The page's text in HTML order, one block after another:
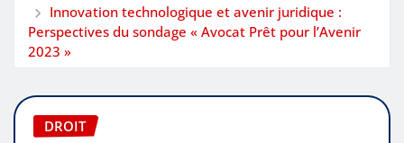
Innovation technologique et avenir juridique :
Perspectives du sondage « Avocat Prêt pour l’Avenir
2023 »
DROIT